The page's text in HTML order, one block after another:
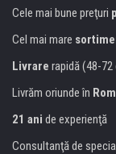
Cele mai bune preţuri
Cel mai mare
Livrare rapidă (48-72
Livrăm oriunde în
21 ani de experienţă
Consultanţă de